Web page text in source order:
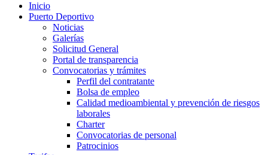
Inicio
Puerto Deportivo
Noticias
Galerías
Solicitud General
Portal de transparencia
Convocatorias y trámites
Perfil del contratante
Bolsa de empleo
Calidad medioambiental y prevención de riesgos
laborales
Charter
Convocatorias de personal
Patrocinios